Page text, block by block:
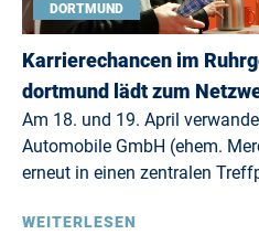
DORTMUND
Karrierechancen im
dortmund lädt zum
Am 18. und 19. April
Automobile GmbH (ehem.
erneut in einen zentralen
WEITERLESEN